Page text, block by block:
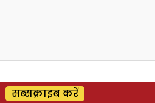
सब्सक्राइब करें